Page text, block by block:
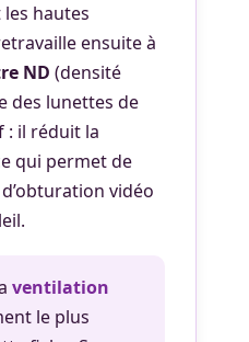
hautes
ensuite à
ND (densité
des lunettes de
: il réduit la
qui permet de
vidéo
ventilation
le plus